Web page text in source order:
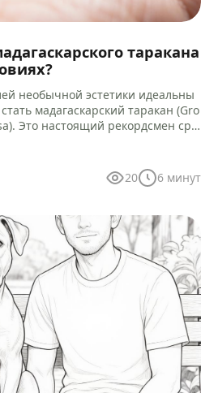
таракана
необычной эстетики идеальны
мадагаскарский таракан (Gro
Это настоящий рекордсмен сре
20 6 минут